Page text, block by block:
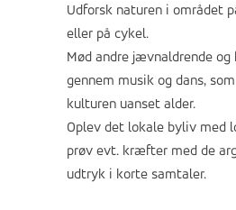
Udforsk naturen i området
eller på cykel.
Mød andre jævnaldrende og
gennem musik og dans,
kulturen uanset alder.
Oplev det lokale byliv med
prøv evt. kræfter med de
udtryk i korte samtaler.